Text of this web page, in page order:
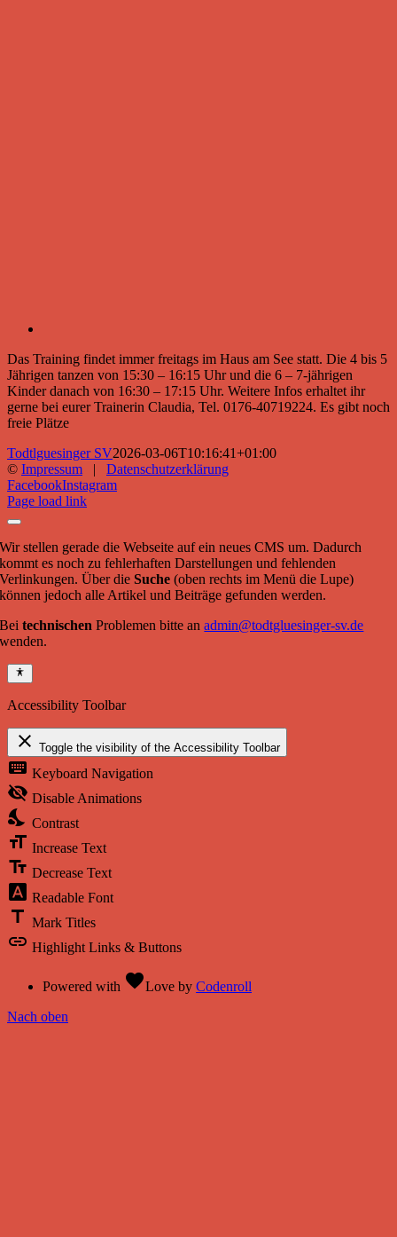
Das Training findet immer freitags im Haus am See statt. Die 4 bis 5
Jährigen tanzen von 15:30 – 16:15 Uhr und die 6 – 7-jährigen
Kinder danach von 16:30 – 17:15 Uhr. Weitere Infos erhaltet ihr
gerne bei eurer Trainerin Claudia, Tel. 0176-40719224. Es gibt noch
freie Plätze
Todtlguesinger SV2026-03-06T10:16:41+01:00
© Impressum | Datenschutzerklärung
FacebookInstagram
Page load link
Wir stellen gerade die Webseite auf ein neues CMS um. Dadurch
kommt es noch zu fehlerhaften Darstellungen und fehlenden
Verlinkungen. Über dieSuche (oben rechts im Menü die Lupe)
können jedoch alle Artikel und Beiträge gefunden werden.
Beitechnischen Problemen bitte anadmin@todtgluesinger-sv.de
wenden.
Accessibility Toolbar
close Toggle the visibility of the Accessibility Toolbar
keyboard Keyboard Navigation
visibility_off Disable Animations
nights_stay Contrast
format_size Increase Text
text_fields Decrease Text
font_download Readable Font
title Mark Titles
link Highlight Links & Buttons
Powered with favoriteLove by Codenroll
Nach oben